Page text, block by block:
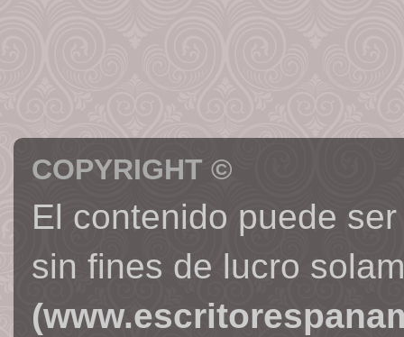
COPYRIGHT ©
El contenido puede
sin fines de lucro